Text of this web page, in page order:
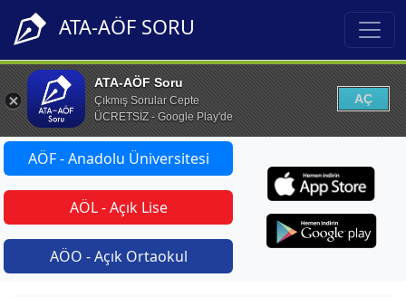
ATA-AÖF SORU
ATA-AÖF Soru
Çıkmış Sorular Cepte
ÜCRETSİZ - Google Play'de
AÇ
AÖF - Anadolu Üniversitesi
AÖL - Açık Lise
AÖO - Açık Ortaokul